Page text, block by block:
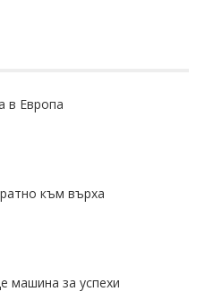
в Европа
към върха
машина за успехи